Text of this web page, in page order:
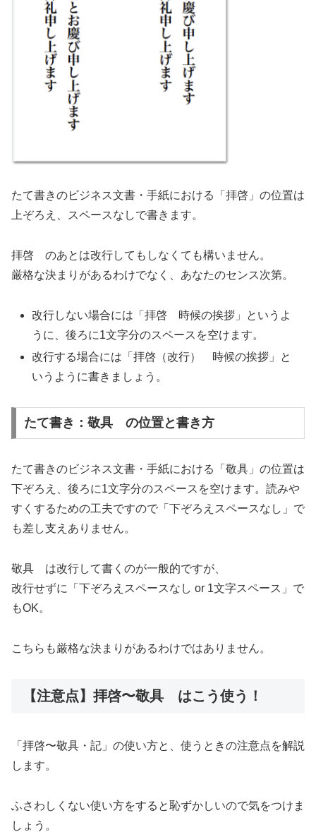
たて書きのビジネス文書・手紙における「拝啓」の位置は
上ぞろえ、スペースなしで書きます。
拝啓 のあとは改行してもしなくても構いません。
厳格な決まりがあるわけでなく、あなたのセンス次第。
改行しない場合には「拝啓 時候の挨拶」というよ
うに、後ろに1文字分のスペースを空けます。
改行する場合には「拝啓（改行） 時候の挨拶」と
いうように書きましょう。
たて書き：敬具 の位置と書き方
たて書きのビジネス文書・手紙における「敬具」の位置は
下ぞろえ、後ろに1文字分のスペースを空けます。読みや
すくするための工夫ですので「下ぞろえスペースなし」で
も差し支えありません。
敬具 は改行して書くのが一般的ですが、
改行せずに「下ぞろえスペースなし or 1文字スペース」で
もOK。
こちらも厳格な決まりがあるわけではありません。
【注意点】拝啓〜敬具 はこう使う！
「拝啓〜敬具・記」の使い方と、使うときの注意点を解説
します。
ふさわしくない使い方をすると恥ずかしいので気をつけま
しょう。